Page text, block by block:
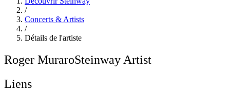
/
Concerts & Artists
/
Détails de l'artiste
Roger MuraroSteinway Artist
Liens